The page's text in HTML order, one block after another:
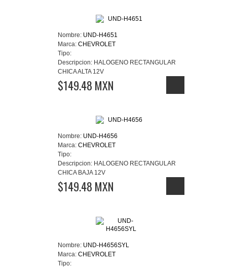
Nombre: UND-H4651
Marca: CHEVROLET
Tipo:
Descripcion: HALOGENO RECTANGULAR
CHICA ALTA 12V
$149.48 MXN
Nombre: UND-H4656
Marca: CHEVROLET
Tipo:
Descripcion: HALOGENO RECTANGULAR
CHICA BAJA 12V
$149.48 MXN
Nombre: UND-H4656SYL
Marca: CHEVROLET
Tipo: